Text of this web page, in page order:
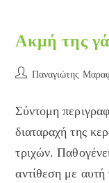
Ακμή της
Post Παναγιώτης
Σύντομη
διαταραχή της
τριχών.
αντίθεση με αυτή